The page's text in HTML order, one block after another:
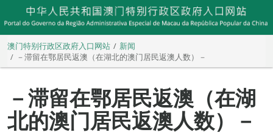
澳门特别行政区政府入口网站
新闻
－滞留在鄂居民返澳（在湖北的澳门居民返澳人数）－
－滞留在鄂居民返澳（在湖
北的澳门居民返澳人数）－